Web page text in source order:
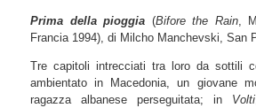
Prima della pioggia (Bifore the Rain,
Francia 1994), di Milcho Manchevski, San
Tre capitoli intrecciati tra loro da sottili
ambientato in Macedonia, un giovane
ragazza albanese perseguitata; in Volti